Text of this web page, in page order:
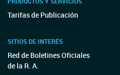
Tarifas de Publicación
SITIOS DE INTERÉS
Red de Boletines Oficiales
de la R. A.